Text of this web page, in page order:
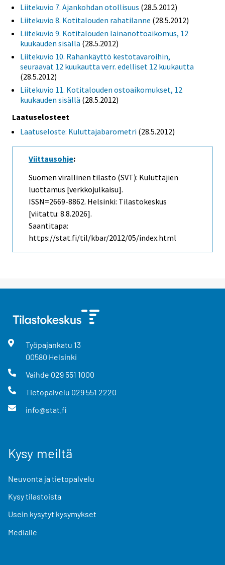
Liitekuvio 7. Ajankohdan otollisuus (28.5.2012)
Liitekuvio 8. Kotitalouden rahatilanne (28.5.2012)
Liitekuvio 9. Kotitalouden lainanottoaikomus, 12
kuukauden sisällä (28.5.2012)
Liitekuvio 10. Rahankäyttö kestotavaroihin,
seuraavat 12 kuukautta verr. edelliset 12 kuukautta
(28.5.2012)
Liitekuvio 11. Kotitalouden ostoaikomukset, 12
kuukauden sisällä (28.5.2012)
Laatuselosteet
Laatuseloste: Kuluttajabarometri (28.5.2012)
Viittausohje:
Suomen virallinen tilasto (SVT): Kuluttajien
luottamus [verkkojulkaisu].
ISSN=2669-8862. Helsinki: Tilastokeskus
[viitattu: 8.8.2026].
Saantitapa:
https://stat.fi/til/kbar/2012/05/index.html
Työpajankatu 13
00580 Helsinki
Vaihde 029 551 1000
Tietopalvelu 029 551 2220
info@stat.fi
Kysy meiltä
Neuvonta ja tietopalvelu
Kysy tilastoista
Usein kysytyt kysymykset
Medialle